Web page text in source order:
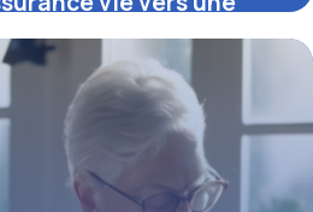
pour optimiser